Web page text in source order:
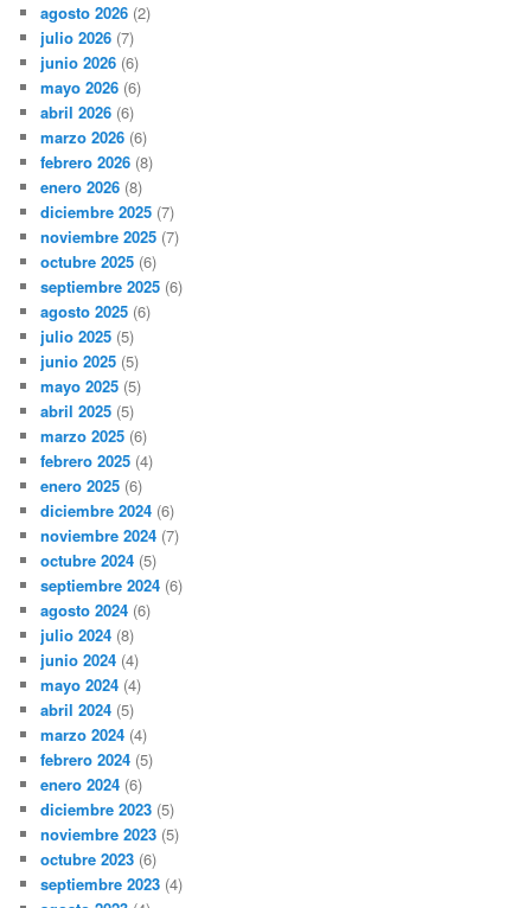
agosto 2026 (2)
julio 2026 (7)
junio 2026 (6)
mayo 2026 (6)
abril 2026 (6)
marzo 2026 (6)
febrero 2026 (8)
enero 2026 (8)
diciembre 2025 (7)
noviembre 2025 (7)
octubre 2025 (6)
septiembre 2025 (6)
agosto 2025 (6)
julio 2025 (5)
junio 2025 (5)
mayo 2025 (5)
abril 2025 (5)
marzo 2025 (6)
febrero 2025 (4)
enero 2025 (6)
diciembre 2024 (6)
noviembre 2024 (7)
octubre 2024 (5)
septiembre 2024 (6)
agosto 2024 (6)
julio 2024 (8)
junio 2024 (4)
mayo 2024 (4)
abril 2024 (5)
marzo 2024 (4)
febrero 2024 (5)
enero 2024 (6)
diciembre 2023 (5)
noviembre 2023 (5)
octubre 2023 (6)
septiembre 2023 (4)